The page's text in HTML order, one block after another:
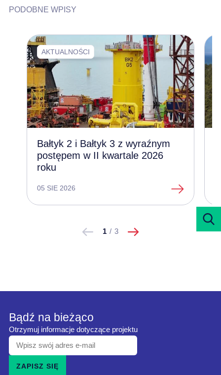
PODOBNE WPISY
AKTUALNOŚCI
Bałtyk 2 i Bałtyk 3 z wyraźnym
postępem w II kwartale 2026
roku
05 SIE 2026
Pokaż 1 / 3
Pokaż
Bądź na bieżąco
Otrzymuj informacje dotyczące projektu
Wpisz
swój
adres
ZAPISZ SIĘ